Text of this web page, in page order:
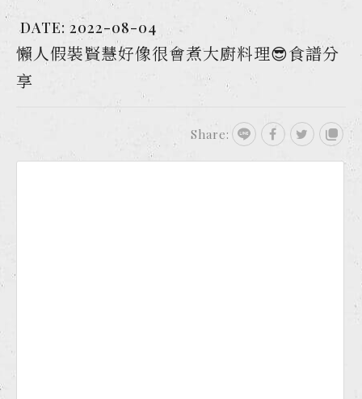
DATE: 2022-08-04
懶人假裝賢慧好像很會煮大廚料理😎食譜分
享
Share: